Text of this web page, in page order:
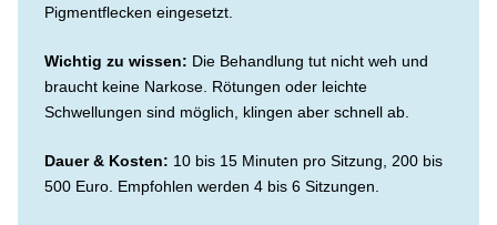
Pigmentflecken eingesetzt.
Wichtig zu wissen: Die Behandlung tut nicht weh und
braucht keine Narkose. Rötungen oder leichte
Schwellungen sind möglich, klingen aber schnell ab.
Dauer & Kosten: 10 bis 15 Minuten pro Sitzung, 200 bis
500 Euro. Empfohlen werden 4 bis 6 Sitzungen.